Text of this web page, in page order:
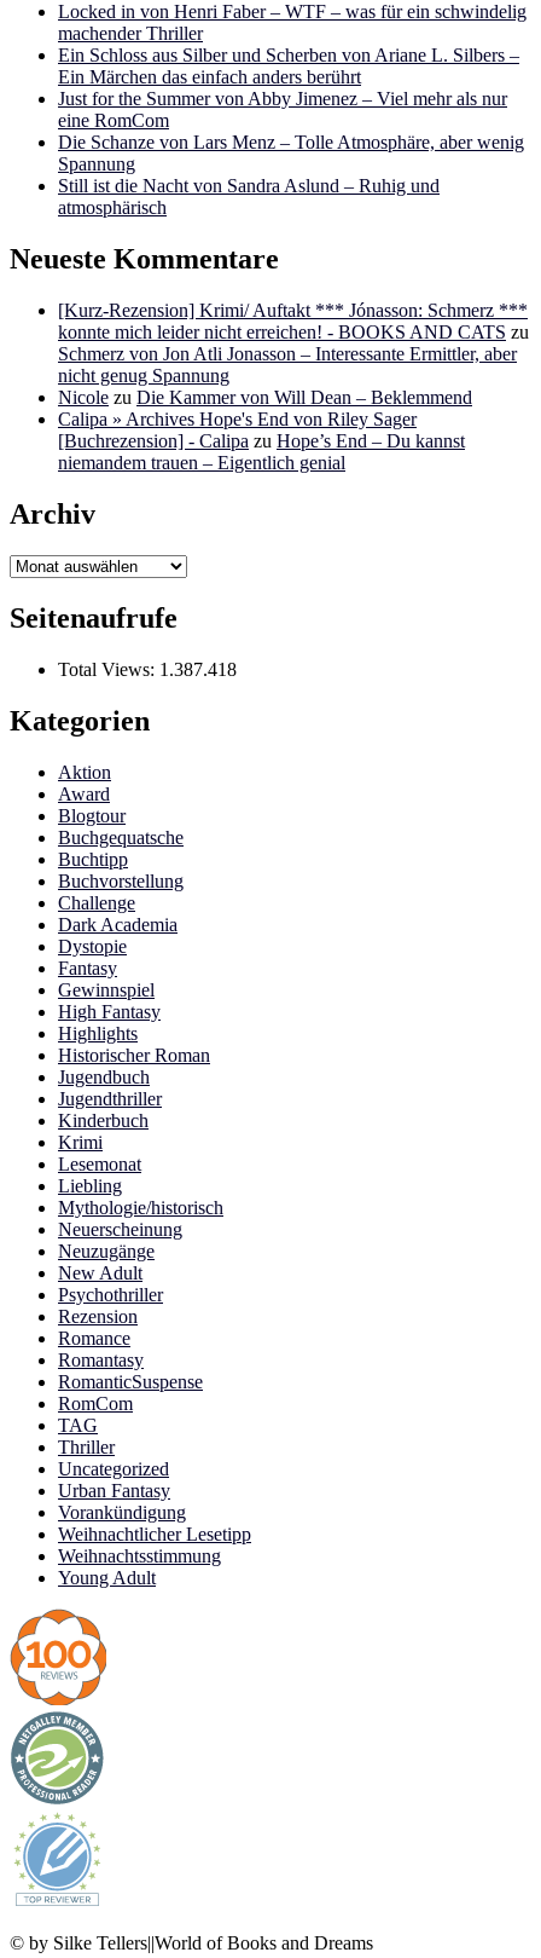
Locked in von Henri Faber – WTF – was für ein schwindelig
machender Thriller
Ein Schloss aus Silber und Scherben von Ariane L. Silbers –
Ein Märchen das einfach anders berührt
Just for the Summer von Abby Jimenez – Viel mehr als nur
eine RomCom
Die Schanze von Lars Menz – Tolle Atmosphäre, aber wenig
Spannung
Still ist die Nacht von Sandra Aslund – Ruhig und
atmosphärisch
Neueste Kommentare
[Kurz-Rezension] Krimi/ Auftakt *** Jónasson: Schmerz ***
konnte mich leider nicht erreichen! - BOOKS AND CATS zu
Schmerz von Jon Atli Jonasson – Interessante Ermittler, aber
nicht genug Spannung
Nicole zu Die Kammer von Will Dean – Beklemmend
Calipa » Archives Hope's End von Riley Sager
[Buchrezension] - Calipa zu Hope’s End – Du kannst
niemandem trauen – Eigentlich genial
Archiv
Archiv
Seitenaufrufe
Total Views: 1.387.418
Kategorien
Aktion
Award
Blogtour
Buchgequatsche
Buchtipp
Buchvorstellung
Challenge
Dark Academia
Dystopie
Fantasy
Gewinnspiel
High Fantasy
Highlights
Historischer Roman
Jugendbuch
Jugendthriller
Kinderbuch
Krimi
Lesemonat
Liebling
Mythologie/historisch
Neuerscheinung
Neuzugänge
New Adult
Psychothriller
Rezension
Romance
Romantasy
RomanticSuspense
RomCom
TAG
Thriller
Uncategorized
Urban Fantasy
Vorankündigung
Weihnachtlicher Lesetipp
Weihnachtsstimmung
Young Adult
© by Silke Tellers||World of Books and Dreams